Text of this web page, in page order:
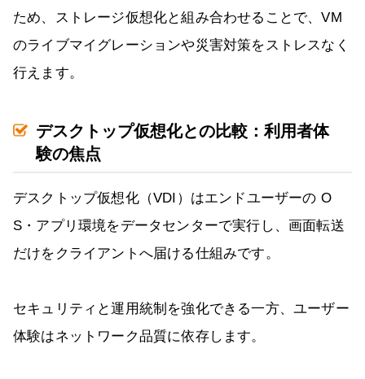
ため、ストレージ仮想化と組み合わせることで、VM
のライブマイグレーションや災害対策をストレスなく
行えます。
デスクトップ仮想化との比較：利用者体
験の焦点
デスクトップ仮想化（VDI）はエンドユーザーの O
S・アプリ環境をデータセンターで実行し、画面転送
だけをクライアントへ届ける仕組みです。
セキュリティと運用統制を強化できる一方、ユーザー
体験はネットワーク品質に依存します。